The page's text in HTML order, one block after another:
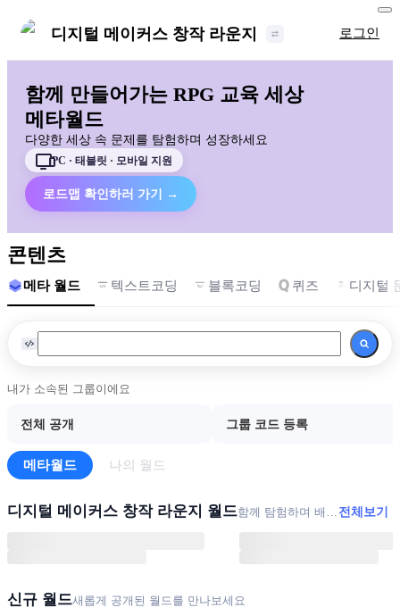
디지털 메이커스 창작 라운지 로그인
함께 만들어가는 RPG 교육 세상
메타월드
다양한 세상 속 문제를 탐험하며 성장하세요
PC · 태블릿 · 모바일 지원
로드맵 확인하러 가기 →
콘텐츠
메타 월드 텍스트코딩 블록코딩 퀴즈 디지털
내가 소속된 그룹이에요
전체 공개 그룹 코드 등록
메타월드 나의 월드
디지털 메이커스 창작 라운지 월드 함께 탐험하며 배워요 전체보기
신규 월드새롭게 공개된 월드를 만나보세요